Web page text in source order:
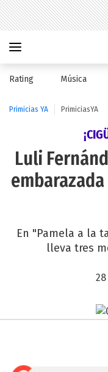
Rating Música
Primicias YA PrimiciasYA
Luli
En "Pamela a la
lleva tres